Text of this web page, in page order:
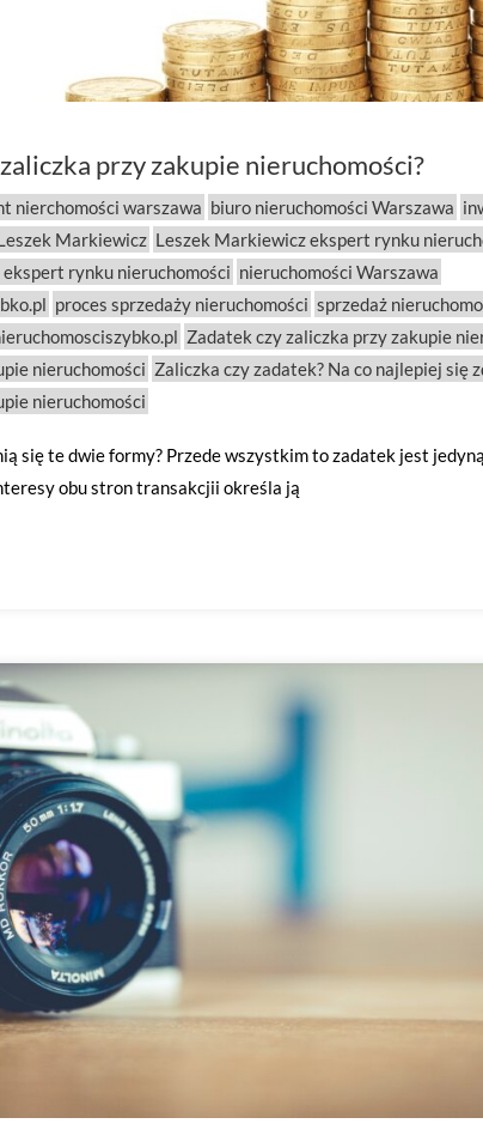
przy zakupie nieruchomości?
nierchomości warszawa biuro nieruchomości Warszawa
Markiewicz Leszek Markiewicz ekspert rynku
rynku nieruchomości nieruchomości Warszawa
proces sprzedaży nieruchomości sprzedaż
Zadatek czy zaliczka przy zakupie
nieruchomości Zaliczka czy zadatek? Na co najlepiej się
nieruchomości
się te dwie formy? Przede wszystkim to zadatek jest
obu stron transakcjii określa ją